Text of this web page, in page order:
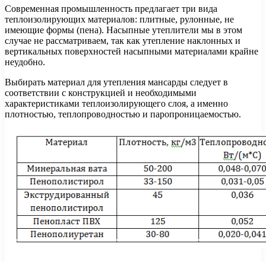
Современная промышленность предлагает три вида
теплоизолирующих материалов: плитные, рулонные, не
имеющие формы (пена). Насыпные утеплители мы в этом
случае не рассматриваем, так как утепление наклонных и
вертикальных поверхностей насыпными материалами крайне
неудобно.
Выбирать материал для утепления мансарды следует в
соответствии с конструкцией и необходимыми
характеристиками теплоизолирующего слоя, а именно
плотностью, теплопроводностью и паропроницаемостью.